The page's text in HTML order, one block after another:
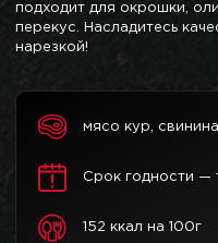
подходит для окрошки,
перекус. Насладитесь
нарезкой!
мясо кур, свинина
Срок годности —
152 ккал на 100г